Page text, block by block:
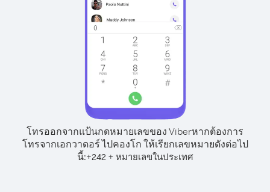
โทรออกจากแป้นกดหมายเลขของ Viberหากต้องการ
โทรจากเอกวาดอร์ ไปคองโก ให้เรียกเลขหมายดังต่อไป
นี้:+242+ หมายเลขในประเทศ